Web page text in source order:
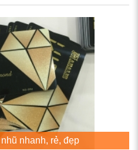
nhanh, rẻ, đẹp